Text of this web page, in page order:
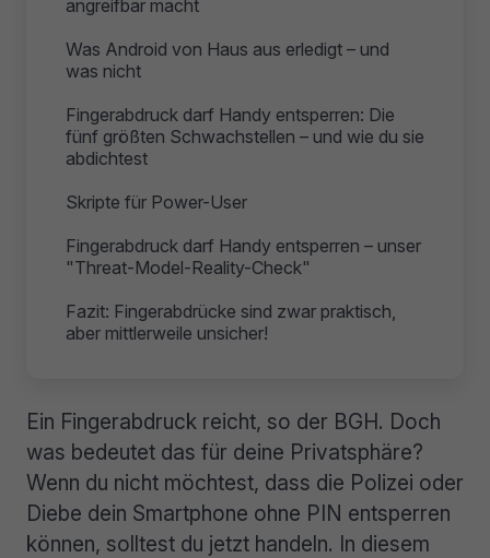
angreifbar macht
Was Android von Haus aus erledigt – und
was nicht
Fingerabdruck darf Handy entsperren: Die
fünf größten Schwachstellen – und wie du sie
abdichtest
Skripte für Power-User
Fingerabdruck darf Handy entsperren – unser
"Threat-Model-Reality-Check"
Fazit: Fingerabdrücke sind zwar praktisch,
aber mittlerweile unsicher!
Ein Fingerabdruck reicht, so der BGH. Doch
was bedeutet das für deine Privatsphäre?
Wenn du nicht möchtest, dass die Polizei oder
Diebe dein Smartphone ohne PIN entsperren
können, solltest du jetzt handeln. In diesem